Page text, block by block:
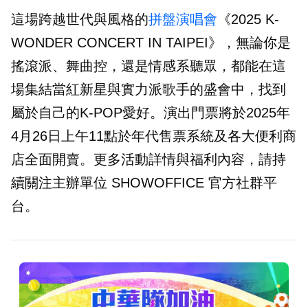
這場跨越世代與風格的拼盤演唱會 《2025 K-
WONDER CONCERT IN TAIPEI》，無論你是
搖滾派、舞曲控，還是情感系聽眾，都能在這
場集結當紅新星與實力派歌手的盛會中，找到
屬於自己的K-POP愛好。演出門票將於2025年
4月26日上午11點於年代售票系統及各大便利商
店全面開賣。更多活動詳情與福利內容，請持
續關注主辦單位 SHOWOFFICE 官方社群平
台。